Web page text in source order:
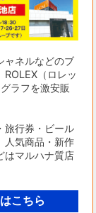
ャネルなどのブ
（ロレッ
ラフを激安販
旅行券・ビール
人気商品・新作
はマルハナ質店
こちら